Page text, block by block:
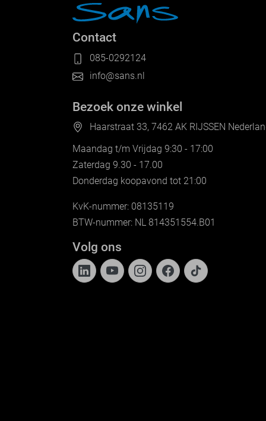
Contact
085-0292124
info@sans.nl
Bezoek onze winkel
Haarstraat 33, 7462 AK RIJSSEN
Maandag t/m Vrijdag 9:30 - 17:00
Zaterdag 9.30 - 17.00
Donderdag koopavond tot 21:00
KvK-nummer: 08135119
BTW-nummer: NL 814351554.B01
Volg ons